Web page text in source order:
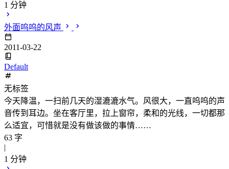
1 分钟
外面呜呜的风声
2011-03-22
Default
无标签
今天降温，一扫前几天的湿漉漉水气。风很大，一直呜呜的声
音传到耳边。坐在客厅里，拉上窗帘，柔和的光线，一切都那
么适宜，可惜就是没有做该做的事情……
63 字
|
1 分钟